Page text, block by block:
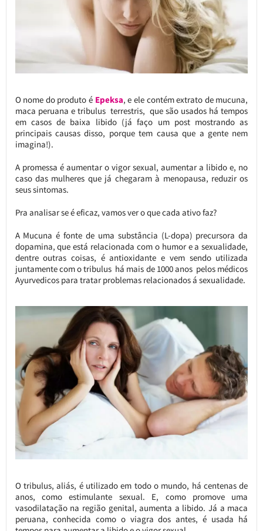
O nome do produto é Epeksa, e ele contém extrato de mucuna,
maca peruana e tribulus terrestris, que são usados há tempos
em casos de baixa libido (já faço um post mostrando as
principais causas disso, porque tem causa que a gente nem
imagina!).
A promessa é aumentar o vigor sexual, aumentar a libido e, no
caso das mulheres que já chegaram à menopausa, reduzir os
seus sintomas.
Pra analisar se é eficaz, vamos ver o que cada ativo faz?
A Mucuna é fonte de uma substância (L-dopa) precursora da
dopamina, que está relacionada com o humor e a sexualidade,
dentre outras coisas, é antioxidante e vem sendo utilizada
juntamente com o tribulus há mais de 1000 anos pelos médicos
Ayurvedicos para tratar problemas relacionados á sexualidade.
O tribulus, aliás, é utilizado em todo o mundo, há centenas de
anos, como estimulante sexual. E, como promove uma
vasodilatação na região genital, aumenta a libido. Já a maca
peruana, conhecida como o viagra dos antes, é usada há